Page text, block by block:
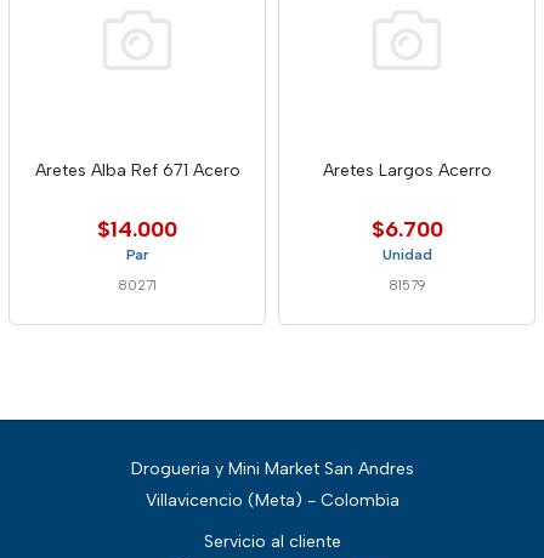
Aretes Alba Ref 671 Acero
$14.000
Par
80271
Aretes Largos Acerro
$6.700
Unidad
81579
Drogueria y Mini Market San Andres
Villavicencio (Meta) - Colombia
Servicio al cliente